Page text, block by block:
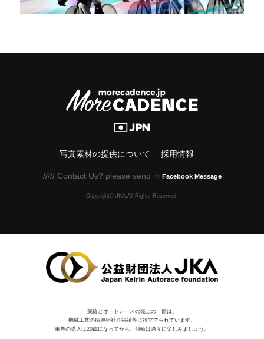
写真素材の提供について 採用情報
///// Contact Us? please send in Facebook Message
Copyright© JKA.All Rights Reserved.
競輪とオートレースの売上の一部は、
機械⼯業の振興や社会福祉等に役⽴てられています。
車券の購入は20歳になってから。競輪は適度に楽しみましょう。